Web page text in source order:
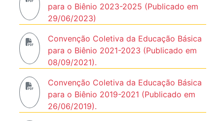
para o Biênio 2023-2025 (Publicado em
29/06/2023)
Convenção Coletiva da Educação Básica
para o Biênio 2021-2023 (Publicado em
08/09/2021).
Convenção Coletiva da Educação Básica
para o Biênio 2019-2021 (Publicado em
26/06/2019).